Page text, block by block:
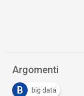
Argomenti
B
big data